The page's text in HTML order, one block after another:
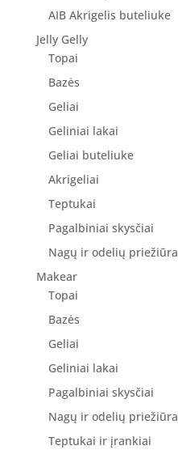
AIB Akrigelis buteliuke
Jelly Gelly
Topai
Bazės
Geliai
Geliniai lakai
Geliai buteliuke
Akrigeliai
Teptukai
Pagalbiniai skysčiai
Nagų ir odelių priežiūra
Makear
Topai
Bazės
Geliai
Geliniai lakai
Pagalbiniai skysčiai
Nagų ir odelių priežiūra
Teptukai ir įrankiai